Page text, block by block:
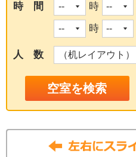
時 間 時
時
人 数